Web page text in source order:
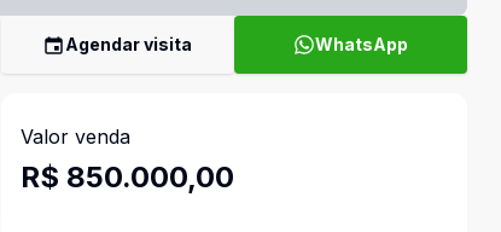
Agendar visita WhatsApp
Valor venda
R$ 850.000,00